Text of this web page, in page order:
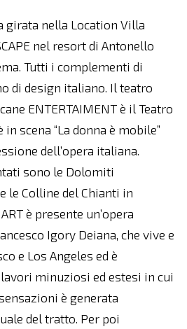
girata nella Location Villa
nel resort di Antonello
Tutti i complementi di
di design italiano. Il teatro
ENTERTAIMENT è il Teatro
scena “La donna è mobile”
dell’opera italiana.
sono le Dolomiti
le Colline del Chianti in
è presente un’opera
Igory Deiana, che vive e
e Los Angeles ed è
minuziosi ed estesi in cui
è generata
del tratto. Per poi